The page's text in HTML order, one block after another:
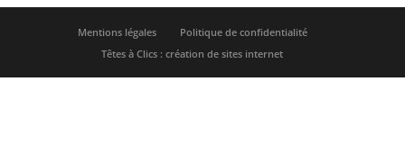
Mentions légales
Politique de confidentialité
Têtes à Clics : création de sites internet